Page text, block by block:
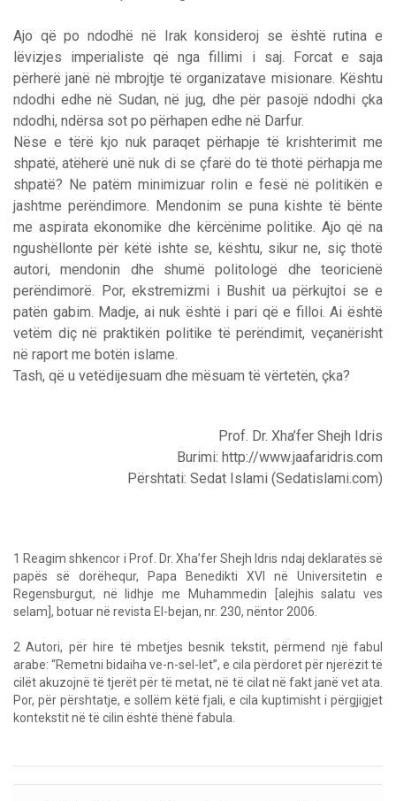
Ajo që po ndodhë në Irak konsideroj se është rutina e
lëvizjes imperialiste që nga fillimi i saj. Forcat e saja
përherë janë në mbrojtje të organizatave misionare. Kështu
ndodhi edhe në Sudan, në jug, dhe për pasojë ndodhi çka
ndodhi, ndërsa sot po përhapen edhe në Darfur.
Nëse e tërë kjo nuk paraqet përhapje të krishterimit me
shpatë, atëherë unë nuk di se çfarë do të thotë përhapja me
shpatë? Ne patëm minimizuar rolin e fesë në politikën e
jashtme perëndimore. Mendonim se puna kishte të bënte
me aspirata ekonomike dhe kërcënime politike. Ajo që na
ngushëllonte për këtë ishte se, kështu, sikur ne, siç thotë
autori, mendonin dhe shumë politologë dhe teoricienë
perëndimorë. Por, ekstremizmi i Bushit ua përkujtoi se e
patën gabim. Madje, ai nuk është i pari që e filloi. Ai është
vetëm diç në praktikën politike të perëndimit, veçanërisht
në raport me botën islame.
Tash, që u vetëdijesuam dhe mësuam të vërtetën, çka?
Prof. Dr. Xha’fer Shejh Idris
Burimi: http://www.jaafaridris.com
Përshtati: Sedat Islami (Sedatislami.com)
1 Reagim shkencor i Prof. Dr. Xha’fer Shejh Idris ndaj deklaratës së
papës së dorëhequr, Papa Benedikti XVI në Universitetin e
Regensburgut, në lidhje me Muhammedin [alejhis salatu ves
selam], botuar në revista El-bejan, nr. 230, nëntor 2006.
2 Autori, për hire të mbetjes besnik tekstit, përmend një fabul
arabe: “Remetni bidaiha ve-n-sel-let”, e cila përdoret për njerëzit të
cilët akuzojnë të tjerët për të metat, në të cilat në fakt janë vet ata.
Por, për përshtatje, e sollëm këtë fjali, e cila kuptimisht i përgjigjet
kontekstit në të cilin është thënë fabula.